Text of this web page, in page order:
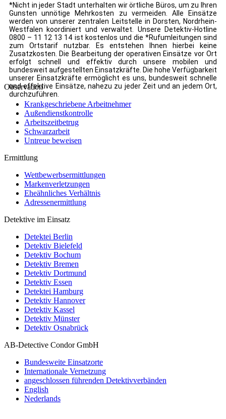
*Nicht in jeder Stadt unterhalten wir örtliche Büros, um zu Ihren
Gunsten unnötige Mehrkosten zu vermeiden. Alle Einsätze
werden von unserer zentralen Leitstelle in Dorsten, Nordrhein-
Westfalen koordiniert und verwaltet. Unsere Detektiv-Hotline
0800 – 11 12 13 14 ist kostenlos und die *Rufumleitungen sind
zum Ortstarif nutzbar. Es entstehen Ihnen hierbei keine
Zusatzkosten. Die Bearbeitung der operativen Einsätze vor Ort
erfolgt schnell und effektiv durch unsere mobilen und
bundesweit aufgestellten Einsatzkräfte. Die hohe Verfügbarkeit
unserer Einsatzkräfte ermöglicht es uns, bundesweit schnelle
und effektive Einsätze, nahezu zu jeder Zeit und an jedem Ort,
durchzuführen.
Observation
Krankgeschriebene Arbeitnehmer
Außendienstkontrolle
Arbeitszeitbetrug
Schwarzarbeit
Untreue beweisen
Ermittlung
Wettbewerbsermittlungen
Markenverletzungen
Eheähnliches Verhältnis
Adressenermittlung
Detektive im Einsatz
Detektei Berlin
Detektiv Bielefeld
Detektiv Bochum
Detektiv Bremen
Detektiv Dortmund
Detektiv Essen
Detektei Hamburg
Detektiv Hannover
Detektiv Kassel
Detektiv Münster
Detektiv Osnabrück
AB-Detective Condor GmbH
Bundesweite Einsatzorte
Internationale Vernetzung
angeschlossen führenden Detektivverbänden
English
Nederlands